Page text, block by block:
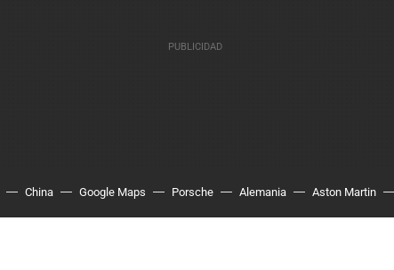
China Google Maps Porsche Alemania Aston Martin